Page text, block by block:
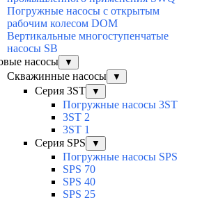
Погружные насосы с открытым
рабочим колесом DOM
Вертикальные многоступенчатые
насосы SB
насосы
▼
Скважинные насосы ▼
Серия 3ST ▼
Погружные насосы 3ST
3ST 2
3ST 1
Серия SPS
▼
Погружные насосы SPS
SPS 70
SPS 40
SPS 25